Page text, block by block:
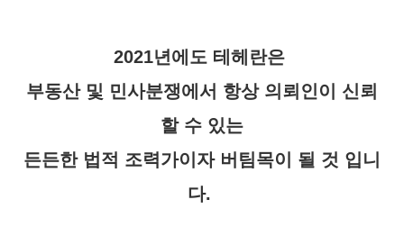
2021년에도 테헤란은
부동산 및 민사분쟁에서 항상 의뢰인이 신뢰
할 수 있는
든든한 법적 조력가이자 버팀목이 될 것 입니
다.